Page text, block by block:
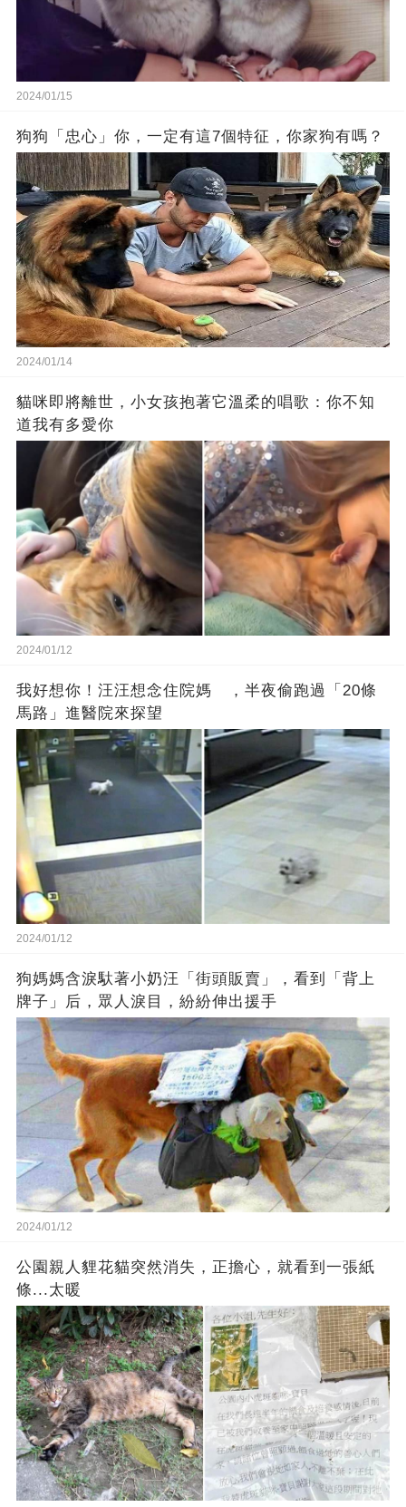
2024/01/15
狗狗「忠心」你，一定有這7個特征，你家狗有嗎？
2024/01/14
貓咪即將離世，小女孩抱著它溫柔的唱歌：你不知
道我有多愛你
2024/01/12
我好想你！汪汪想念住院媽 ，半夜偷跑過「20條
馬路」進醫院來探望
2024/01/12
狗媽媽含淚馱著小奶汪「街頭販賣」，看到「背上
牌子」后，眾人淚目，紛紛伸出援手
2024/01/12
公園親人貍花貓突然消失，正擔心，就看到一張紙
條...太暖